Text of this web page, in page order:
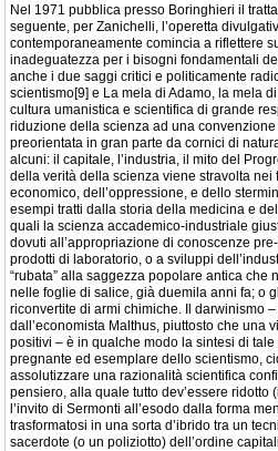
Nel 1971 pubblica presso Boringhieri il
seguente, per Zanichelli, l’operetta
contemporaneamente comincia a riflettere
inadeguatezza per i bisogni fondamentali
anche i due saggi critici e politicamente
scientismo[9] e La mela di Adamo, la mela
cultura umanistica e scientifica di grande
riduzione della scienza ad una
preorientata in gran parte da cornici di
alcuni: il capitale, l’industria, il mito del
della verità della scienza viene stravolta nei
economico, dell’oppressione, e dello
esempi tratti dalla storia della medicina e
quali la scienza accademico-industriale
dovuti all’appropriazione di conoscenze
prodotti di laboratorio, o a sviluppi
“rubata” alla saggezza popolare antica che
nelle foglie di salice, già duemila anni fa; o
riconvertite di armi chimiche. Il darwinismo
dall’economista Malthus, piuttosto che una
positivi – è in qualche modo la sintesi di tale
pregnante ed esemplare dello scientismo,
assolutizzare una razionalità scientifica
pensiero, alla quale tutto dev’essere ridotto
l’invito di Sermonti all’esodo dalla forma
trasformatosi in una sorta d’ibrido tra un
sacerdote (o un poliziotto) dell’ordine